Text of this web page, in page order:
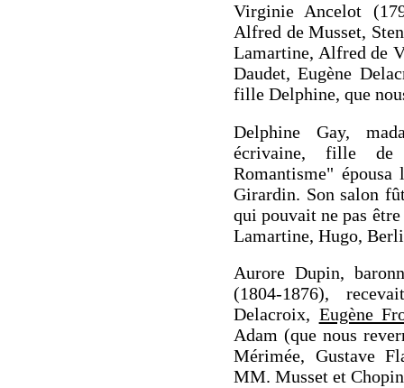
Virginie Ancelot
Alfred de Musset,
Lamartine, Alfred de
Daudet, Eugène
fille Delphine, que
Delphine Gay,
écrivaine, fille de
Romantisme"
Girardin. Son salon
qui pouvait ne pas
Lamartine, Hugo,
Aurore Dupin,
(1804-1876),
Delacroix, Eugène
Adam (que nous
Mérimée, Gustave
MM. Musset et